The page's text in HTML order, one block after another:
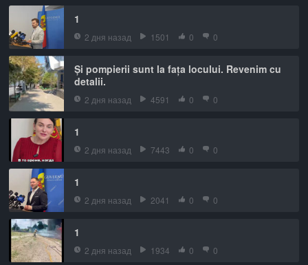
1
2 дня назад 1501 0 0
Și pompierii sunt la fața locului. Revenim cu
detalii.
2 дня назад 4591 0 0
1
2 дня назад 7443 0 0
1
2 дня назад 2041 0 0
1
2 дня назад 1934 0 0